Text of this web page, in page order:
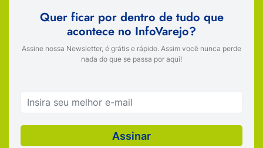
Quer ficar por dentro de tudo que
acontece no InfoVarejo?
Assine nossa Newsletter, é grátis e rápido. Assim você nunca perde
nada do que se passa por aqui!